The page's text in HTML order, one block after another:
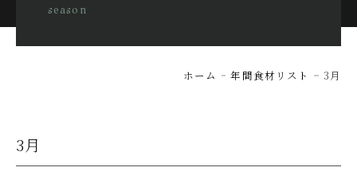
season
ホーム 年間食材リスト 3月
3月